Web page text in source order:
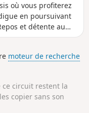
où vous profiterez
en poursuivant
et détente au
moteur de recherche
ce circuit restent la
copier sans son